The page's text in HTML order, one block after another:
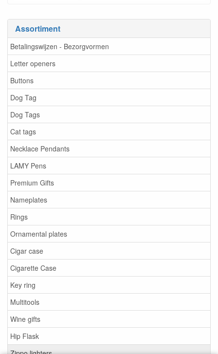
Assortiment
Betalingswijzen - Bezorgvormen
Letter openers
Buttons
Dog Tag
Dog Tags
Cat tags
Necklace Pendants
LAMY Pens
Premium Gifts
Nameplates
Rings
Ornamental plates
Cigar case
Cigarette Case
Key ring
Multitools
Wine gifts
Hip Flask